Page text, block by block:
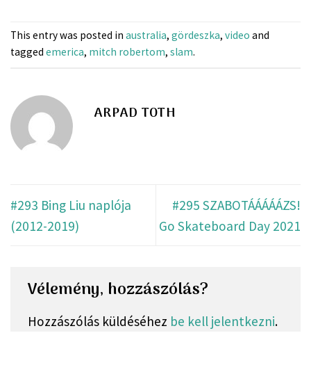
This entry was posted in australia, gördeszka, video and
tagged emerica, mitch robertom, slam.
ARPAD TOTH
#293 Bing Liu naplója
(2012-2019)
#295 SZABOTÁÁÁÁÁZS!
Go Skateboard Day 2021
Vélemény, hozzászólás?
Hozzászólás küldéséhez be kell jelentkezni.